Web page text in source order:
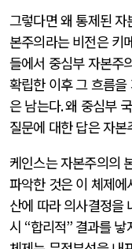
그렇다면 왜 통제된 자
본주의라는 비전은 키
들에서 중심부 자본주
확립한 이후 그 흐름
은 남는다.왜 중심부
질문에 대한 답은 자
케인스는 자본주의의
파악한 것은 이 체제
산에 따라 의사결정을
시 “합리적” 결과를 낳